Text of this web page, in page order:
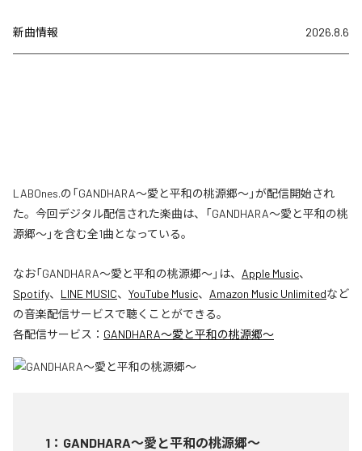
新曲情報 2026.8.6
LABOnes.の「GANDHARA〜愛と平和の桃源郷〜」が配信開始され
た。今回デジタル配信された楽曲は、「GANDHARA〜愛と平和の桃
源郷〜」を含む全1曲となっている。
なお「GANDHARA〜愛と平和の桃源郷〜」は、 Apple Music、
Spotify、 LINE MUSIC、 YouTube Music、 Amazon Music Unlimitedなど
の音楽配信サービスで聴くことができる。
各配信サービス： GANDHARA〜愛と平和の桃源郷〜
1 ： GANDHARA〜愛と平和の桃源郷〜